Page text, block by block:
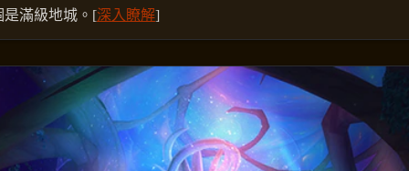
是滿級地城。[深入瞭解]